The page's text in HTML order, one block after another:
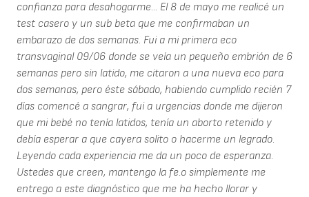
confianza para desahogarme... El 8 de mayo me realicé un
test casero y un sub beta que me confirmaban un
embarazo de dos semanas. Fui a mi primera eco
transvaginal 09/06 donde se veía un pequeño embrión de 6
semanas pero sin latido, me citaron a una nueva eco para
dos semanas, pero éste sábado, habiendo cumplido recién 7
días comencé a sangrar, fui a urgencias donde me dijeron
que mi bebé no tenía latidos, tenía un aborto retenido y
debía esperar a que cayera solito o hacerme un legrado.
Leyendo cada experiencia me da un poco de esperanza.
Ustedes que creen, mantengo la fe.o simplemente me
entrego a este diagnóstico que me ha hecho llorar y